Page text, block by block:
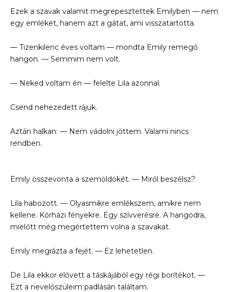
Ezek a szavak valamit megrepesztettek Emilyben — nem
egy emléket, hanem azt a gátat, ami visszatartotta.
— Tizenkilenc éves voltam — mondta Emily remegő
hangon. — Semmim nem volt.
— Neked voltam én — felelte Lila azonnal.
Csend nehezedett rájuk.
Aztán halkan: — Nem vádolni jöttem. Valami nincs
rendben.
Emily összevonta a szemöldökét. — Miről beszélsz?
Lila habozott. — Olyasmikre emlékszem, amikre nem
kellene. Kórházi fényekre. Egy szívverésre. A hangodra,
mielőtt még megértettem volna a szavakat.
Emily megrázta a fejét. — Ez lehetetlen.
De Lila ekkor elővett a táskájából egy régi borítékot. —
Ezt a nevelőszüleim padlásán találtam.